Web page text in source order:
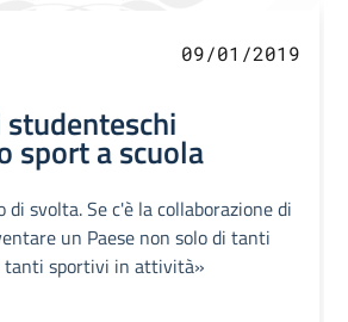
09/01/2019
sport a scuola
svolta. Se c'è la collaborazione di
un Paese non solo di tanti
tanti sportivi in attività»